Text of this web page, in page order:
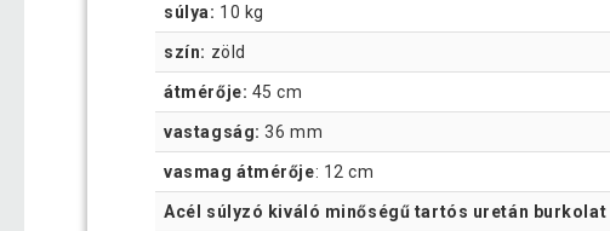
súlya: 10 kg
szín: zöld
átmérője: 45 cm
vastagság: 36 mm
vasmag átmérője: 12 cm
Acél súlyzó kiváló minőségű tartós uretán burkolat